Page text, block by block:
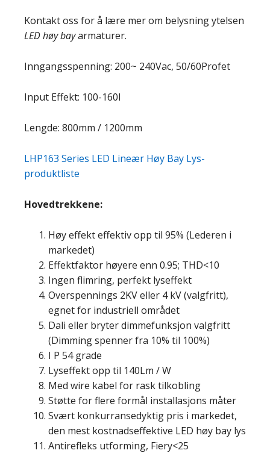
Kontakt oss for å lære mer om belysning ytelsen
LED høy bayarmaturer.
Inngangsspenning: 200~ 240Vac, 50/60Profet
Input Effekt: 100-160I
Lengde: 800mm / 1200mm
LHP163 Series LED Lineær Høy Bay Lys-
produktliste
Hovedtrekkene:
Høy effekt effektiv opp til 95% (Lederen i
markedet)
Effektfaktor høyere enn 0.95; THD<10
Ingen flimring, perfekt lyseffekt
Overspennings 2KV eller 4 kV (valgfritt),
egnet for industriell området
Dali eller bryter dimmefunksjon valgfritt
(Dimming spenner fra 10% til 100%)
I P 54 grade
Lyseffekt opp til 140Lm / W
Med wire kabel for rask tilkobling
Støtte for flere formål installasjons måter
Svært konkurransedyktig pris i markedet,
den mest kostnadseffektive LED høy bay lys
Antirefleks utforming, Fiery<25